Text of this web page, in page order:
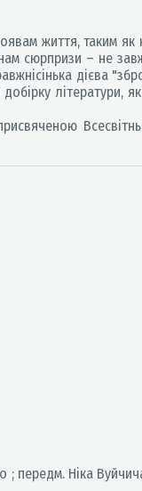
життя, таким як
сюрпризи – не
дієва
літератури,
передм. Ніка